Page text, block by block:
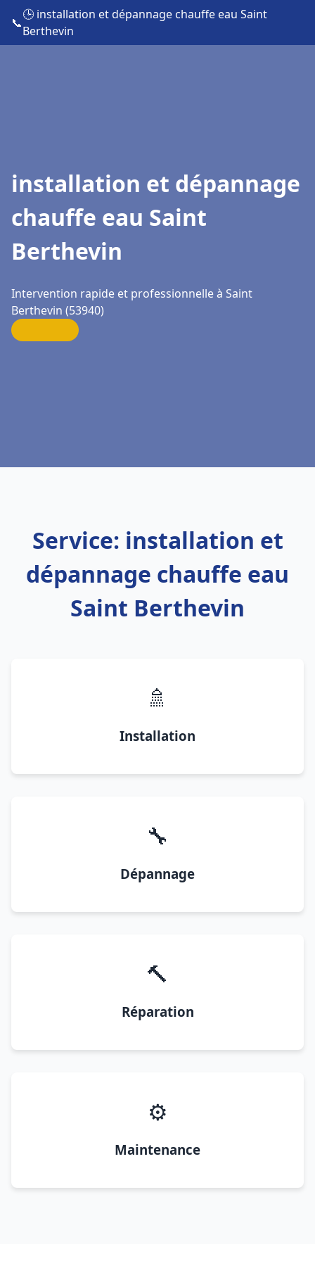
📞
🕒 installation et dépannage chauffe eau Saint
Berthevin
installation et dépannage
chauffe eau Saint
Berthevin
Intervention rapide et professionnelle à Saint
Berthevin (53940)
Service: installation et
dépannage chauffe eau
Saint Berthevin
🚿
Installation
🔧
Dépannage
🔨
Réparation
⚙️
Maintenance